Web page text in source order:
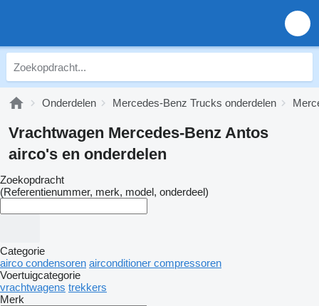
Onderdelen Mercedes-Benz Trucks onderdelen
Vrachtwagen Mercedes-Benz Antos
airco's en onderdelen
Zoekopdracht
(Referentienummer, merk, model, onderdeel)
Categorie
airco condensoren airconditioner compressoren
Voertuigcategorie
vrachtwagens trekkers
Merk